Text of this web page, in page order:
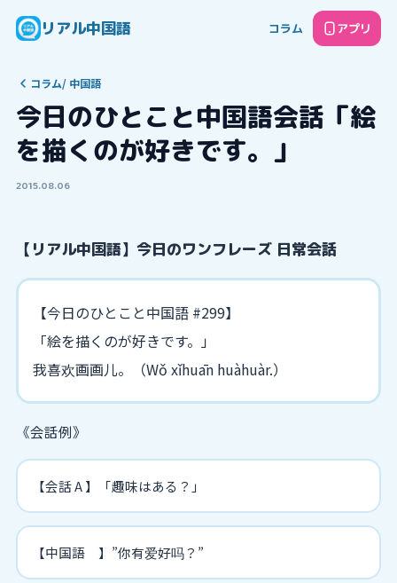
リアル中国語 コラム アプリ
コラム/ 中国語
今日のひとこと中国語会話「絵
を描くのが好きです。」
2015.08.06
【リアル中国語】今日のワンフレーズ 日常会話
【今日のひとこと中国語 #299】
「絵を描くのが好きです。」
我喜欢画画儿。（Wǒ xǐhuān huàhuàr.）
《会話例》
【会話 A 】「趣味はある？」
【中国語 】”你有爱好吗？”